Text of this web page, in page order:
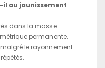
au jaunissement
dans la masse
permanente.
le rayonnement